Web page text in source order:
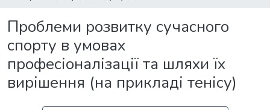
Проблеми розвитку сучасного
спорту в умовах
професіоналізації та шляхи їх
вирішення (на прикладі тенісу)